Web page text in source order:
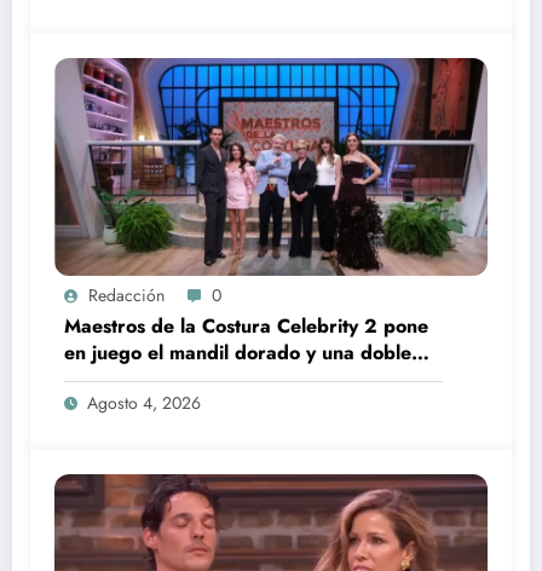
Redacción 0
Maestros de la Costura Celebrity 2 pone
en juego el mandil dorado y una doble
expulsión
Agosto 4, 2026